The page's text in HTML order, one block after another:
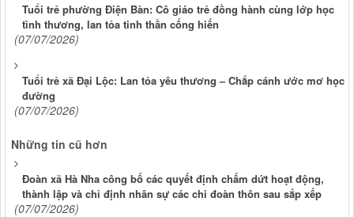
Tuổi trẻ phường Điện Bàn: Cô giáo trẻ đồng hành cùng lớp học
tình thương, lan tỏa tinh thần cống hiến
(07/07/2026)
Tuổi trẻ xã Đại Lộc: Lan tỏa yêu thương – Chắp cánh ước mơ học
đường
(07/07/2026)
Những tin cũ hơn
Đoàn xã Hà Nha công bố các quyết định chấm dứt hoạt động,
thành lập và chỉ định nhân sự các chi đoàn thôn sau sắp xếp
(07/07/2026)